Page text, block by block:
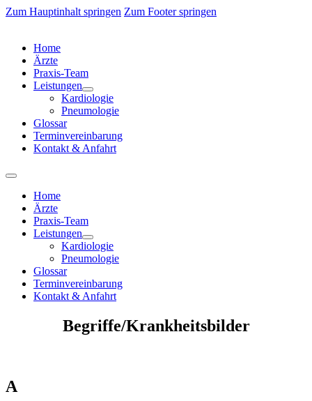
Zum Hauptinhalt springen Zum Footer springen
Home
Ärzte
Praxis-Team
Leistungen
Kardiologie
Pneumologie
Glossar
Terminvereinbarung
Kontakt & Anfahrt
Home
Ärzte
Praxis-Team
Leistungen
Kardiologie
Pneumologie
Glossar
Terminvereinbarung
Kontakt & Anfahrt
Begriffe/Krankheitsbilder
A